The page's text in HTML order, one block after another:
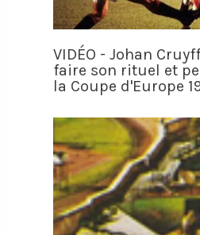
VIDÉO - Johan
faire son rituel et
la Coupe d'Europe